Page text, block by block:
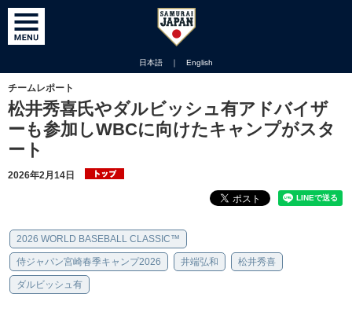
日本語 ｜ English
チームレポート
松井秀喜氏やダルビッシュ有アドバイザ
ーも参加しWBCに向けたキャンプがスタ
ート
2026年2月14日
2026 WORLD BASEBALL CLASSIC™
侍ジャパン宮崎春季キャンプ2026 井端弘和 松井秀喜
ダルビッシュ有